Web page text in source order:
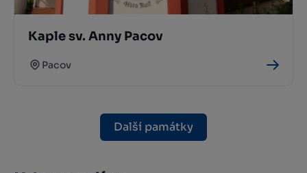
Kaple sv. Anny Pacov
Pacov
Další památky